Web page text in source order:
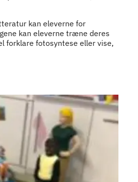
kan eleverne for
kan eleverne træne deres
forklare fotosyntese eller vise,